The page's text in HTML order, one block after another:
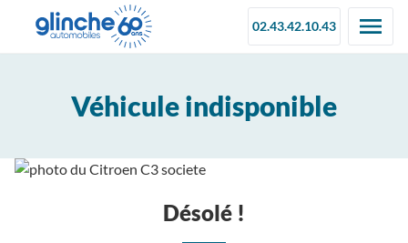
02.43.42.10.43
Véhicule indisponible
Désolé !